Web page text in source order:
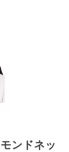
ンドネッ